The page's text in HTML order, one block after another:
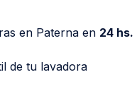
en Paterna en 24 hs.
de tu lavadora